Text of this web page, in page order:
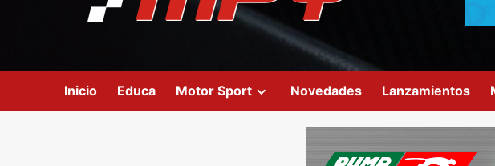
Inicio Educa Motor Sport Novedades Lanzamientos